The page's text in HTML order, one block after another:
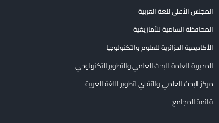
المجلس الأعلى للغة العربية
المحافظة السامية للأمازيغية
الأكاديمية الجزائرية للعلوم والتكنولوجيا
المديرية العامة للبحث العلمي والتطوير التكنولوجي
مركز البحث العلمي والتقني لتطوير اللغة العربية
قائمة المجامع